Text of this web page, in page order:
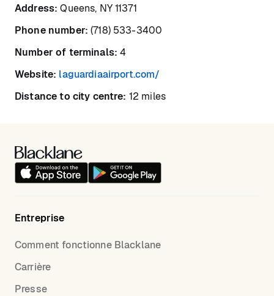
Address: Queens, NY 11371
Phone number: (718) 533-3400
Number of terminals: 4
Website: laguardiaairport.com/
Distance to city centre: 12 miles
Entreprise
Comment fonctionne Blacklane
Carrière
Presse